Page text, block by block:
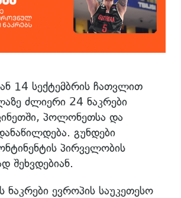
14 სექტემბრის ჩათვლით
ძლიერი 24 ნაკრები
პოლონეთსა და
გუნდები
პირველობის
შეხვდებიან.
ევროპის საუკეთესო